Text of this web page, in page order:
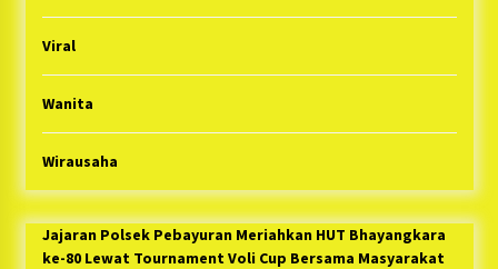
Viral
Wanita
Wirausaha
Jajaran Polsek Pebayuran Meriahkan HUT Bhayangkara
ke-80 Lewat Tournament Voli Cup Bersama Masyarakat